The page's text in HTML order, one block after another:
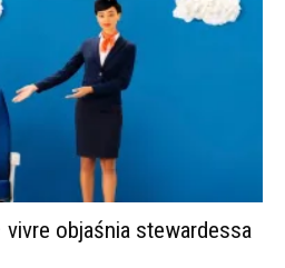
objaśnia stewardessa